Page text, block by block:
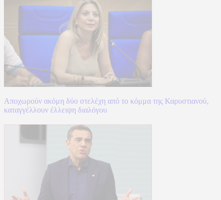
Αποχωρούν ακόμη δύο στελέχη από το κόμμα της Καρυστιανού,
καταγγέλλουν έλλειψη διαλόγου